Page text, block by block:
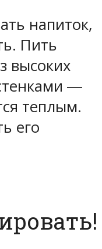
напиток,
Пить
высоких
―
теплым.
его